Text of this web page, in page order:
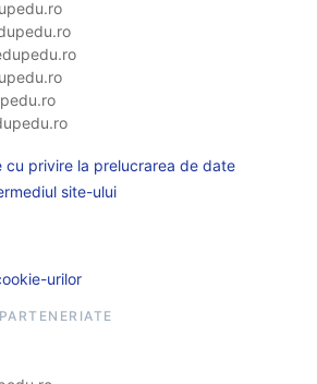
cu privire la prelucrarea de date
site-ului
urilor